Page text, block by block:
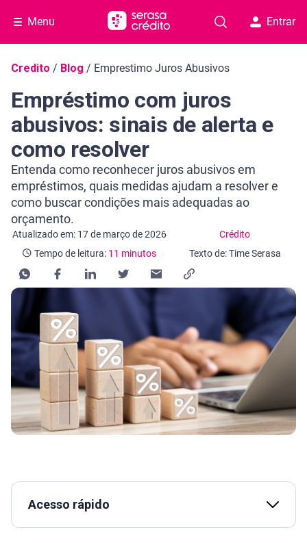
Menu Entrar
Navegação do blog
Credito / Blog / Emprestimo Juros Abusivos
Empréstimo com juros
abusivos: sinais de alerta e
como resolver
Entenda como reconhecer juros abusivos em
empréstimos, quais medidas ajudam a resolver e
como buscar condições mais adequadas ao
orçamento.
Atualizado em: 17 de março de 2026 Crédito
Categoria Crédito
Tempo de leitura: 11 minutos
Tempo de leitura: 11 minutos
Texto de: Time Serasa
Acesso rápido